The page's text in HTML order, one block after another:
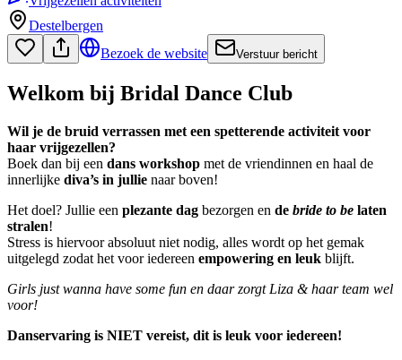
Destelbergen
Bezoek de website
Verstuur bericht
Welkom bij Bridal Dance Club
Wil je de bruid verrassen met een spetterende activiteit voor
haar vrijgezellen?
Boek dan bij een dans workshop met de vriendinnen en haal de
innerlijke diva’s in jullie naar boven!
Het doel? Jullie een plezante dag bezorgen en de bride to be laten
stralen!
Stress is hiervoor absoluut niet nodig, alles wordt op het gemak
uitgelegd zodat het voor iedereen empowering en leuk blijft.
Girls just wanna have some fun en daar zorgt Liza & haar team wel
voor!
Danservaring is NIET vereist, dit is leuk voor iedereen!